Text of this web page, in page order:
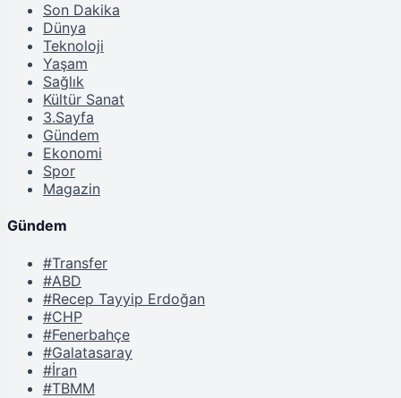
Son Dakika
Dünya
Teknoloji
Yaşam
Sağlık
Kültür Sanat
3.Sayfa
Gündem
Ekonomi
Spor
Magazin
Gündem
#Transfer
#ABD
#Recep Tayyip Erdoğan
#CHP
#Fenerbahçe
#Galatasaray
#İran
#TBMM